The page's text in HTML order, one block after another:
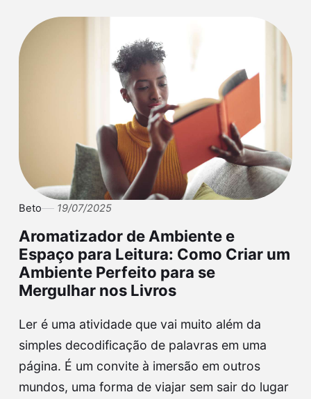
Beto 19/07/2025
Aromatizador de Ambiente e
Espaço para Leitura: Como Criar um
Ambiente Perfeito para se
Mergulhar nos Livros
Ler é uma atividade que vai muito além da
simples decodificação de palavras em uma
página. É um convite à imersão em outros
mundos, uma forma de viajar sem sair do lugar